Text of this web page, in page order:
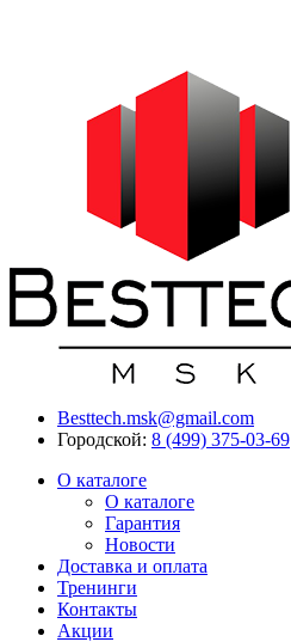
Besttech.msk@gmail.com
Городской: 8 (499) 375-03-69
О каталоге
О каталоге
Гарантия
Новости
Доставка и оплата
Тренинги
Контакты
Акции